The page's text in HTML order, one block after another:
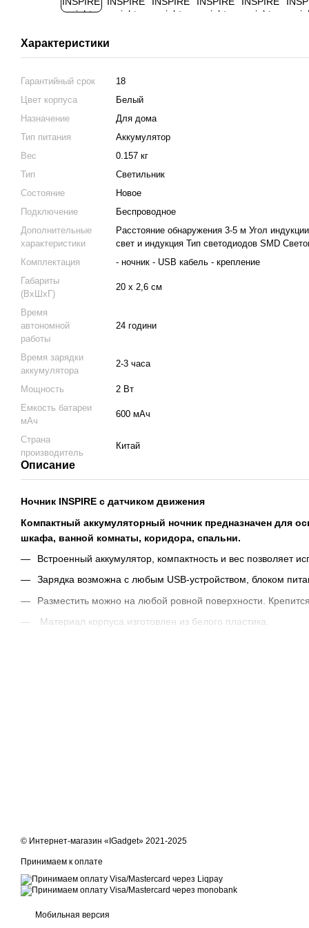
Характеристики
Гарантийный срок
18
Цвет корпуса
Белый
Назначение
Для дома
Тип питания
Аккумулятор
Вес
0.157 кг
Тип
Светильник
Состояние
Новое
Подключение
Беспроводное
Дополнительные
характеристики
Расстояние обнаружения 3-5 м Угол
свет и индукция Тип светодиодов SMD
Комплектация
- ночник - USB кабель - крепление
Габариты
(ВхШхГ)
20 х 2,6 см
Время
автономной
работы
24 години
Время зарядки
аккумулятора
2-3 часа
Мощность
2 Вт
Емкость батареи
мАч
600 мАч
Страна
производитель
Китай
Описание
Ночник INSPIRE с датчиком движения
Компактный аккумуляторный ночник предназначен для
шкафа, ванной комнаты, коридора, спальни.
Встроенный аккумулятор, компактность и вес позволяет
Зарядка возможна с любым USB-устройством, блоком
Разместить можно на любой ровной поверхности.
Материал корпуса изготовлен из белого пластика.
© Интернет-магазин «IGadget» 2021-2025
Принимаем к оплате
Мобильная версия